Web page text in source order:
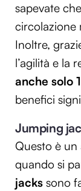
sapevate
circolazione
Inoltre,
l’agilità e la
anche solo
benefici
Jumping
Questo è
quando si
jacks sono